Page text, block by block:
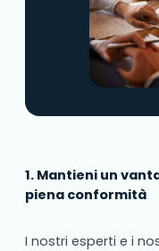
1. Mantieni un
piena conformità
I nostri esperti e i